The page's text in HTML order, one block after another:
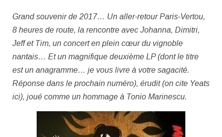
Grand souvenir de 2017… Un aller-retour Paris-Vertou,
8 heures de route, la rencontre avec Johanna, Dimitri,
Jeff et Tim, un concert en plein cœur du vignoble
nantais… Et un magnifique deuxième LP (dont le titre
est un anagramme… je vous livre à votre sagacité.
Réponse dans le prochain numéro), érudit (on cite Yeats
ici), joué comme un hommage à Tonio Marinescu.